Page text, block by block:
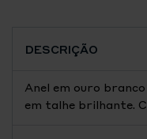
DESCRIÇÃO
Anel em ouro
em talhe brilhante.